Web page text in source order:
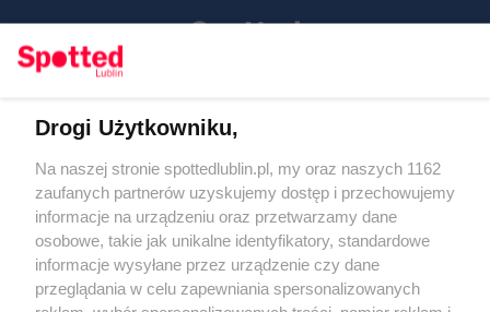
KATEGORIE
Regulamin
Polityka prywatności
RODO
Warunki korzystania z treści
Drogi Użytkowniku,
Na naszej stronie spottedlublin.pl, my oraz naszych 1162
zaufanych partnerów uzyskujemy dostęp i przechowujemy
informacje na urządzeniu oraz przetwarzamy dane
osobowe, takie jak unikalne identyfikatory, standardowe
informacje wysyłane przez urządzenie czy dane
przeglądania w celu zapewniania spersonalizowanych